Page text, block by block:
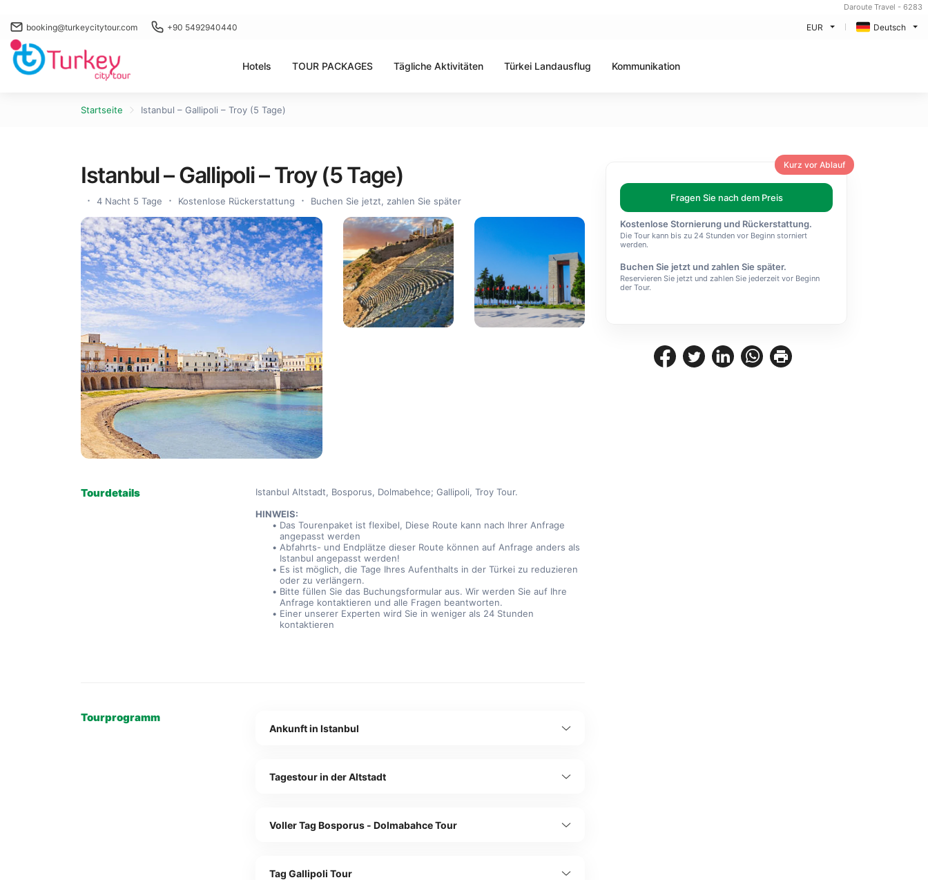
Daroute Travel - 6283
booking@turkeycitytour.com +90 5492940440 EUR Deutsch
Hotels TOUR PACKAGES Tägliche Aktivitäten Türkei Landausflug Kommunikation
Startseite Istanbul – Gallipoli – Troy (5 Tage)
Istanbul – Gallipoli – Troy (5 Tage)
4 Nacht 5 Tage Kostenlose Rückerstattung Buchen Sie jetzt, zahlen Sie später
Tourdetails
Istanbul Altstadt, Bosporus, Dolmabehce; Gallipoli, Troy Tour.
HINWEIS:
Das Tourenpaket ist flexibel, Diese Route kann nach Ihrer Anfrage
angepasst werden
Abfahrts- und Endplätze dieser Route können auf Anfrage anders als
Istanbul angepasst werden!
Es ist möglich, die Tage Ihres Aufenthalts in der Türkei zu reduzieren
oder zu verlängern.
Bitte füllen Sie das Buchungsformular aus. Wir werden Sie auf Ihre
Anfrage kontaktieren und alle Fragen beantworten.
Einer unserer Experten wird Sie in weniger als 24 Stunden
kontaktieren
Tourprogramm
Ankunft in Istanbul
Tagestour in der Altstadt
Voller Tag Bosporus - Dolmabahce Tour
Tag Gallipoli Tour
Kurz vor Ablauf
Fragen Sie nach dem Preis
Kostenlose Stornierung und Rückerstattung.
Die Tour kann bis zu 24 Stunden vor Beginn storniert
werden.
Buchen Sie jetzt und zahlen Sie später.
Reservieren Sie jetzt und zahlen Sie jederzeit vor Beginn
der Tour.